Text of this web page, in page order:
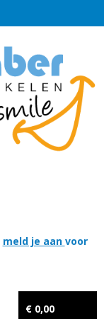
meld je aan voor
€ 0,00